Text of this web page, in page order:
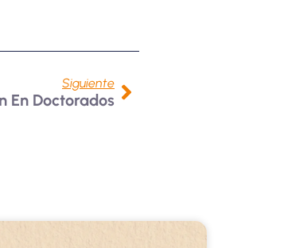
Siguiente
En Doctorados